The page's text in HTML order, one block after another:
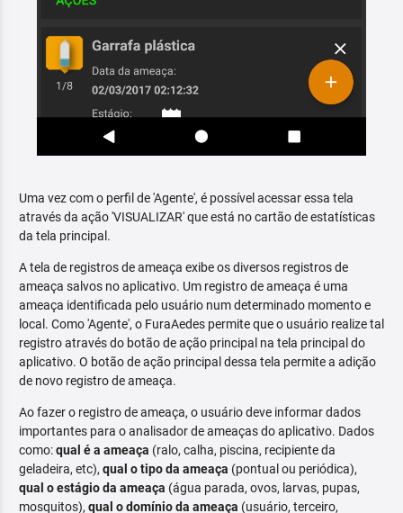
Uma vez com o perfil de 'Agente', é possível acessar essa tela
através da ação 'VISUALIZAR' que está no cartão de estatísticas
da tela principal.
A tela de registros de ameaça exibe os diversos registros de
ameaça salvos no aplicativo. Um registro de ameaça é uma
ameaça identificada pelo usuário num determinado momento e
local. Como 'Agente', o FuraAedes permite que o usuário realize tal
registro através do botão de ação principal na tela principal do
aplicativo. O botão de ação principal dessa tela permite a adição
de novo registro de ameaça.
Ao fazer o registro de ameaça, o usuário deve informar dados
importantes para o analisador de ameaças do aplicativo. Dados
como:qual é a ameaça (ralo, calha, piscina, recipiente da
geladeira, etc), qual o tipo da ameaça (pontual ou periódica),
qual o estágio da ameaça (água parada, ovos, larvas, pupas,
mosquitos), qual o domínio da ameaça (usuário, terceiro,